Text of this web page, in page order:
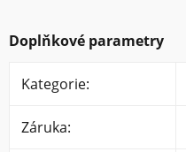
Doplňkové parametry
Kategorie:
Záruka: